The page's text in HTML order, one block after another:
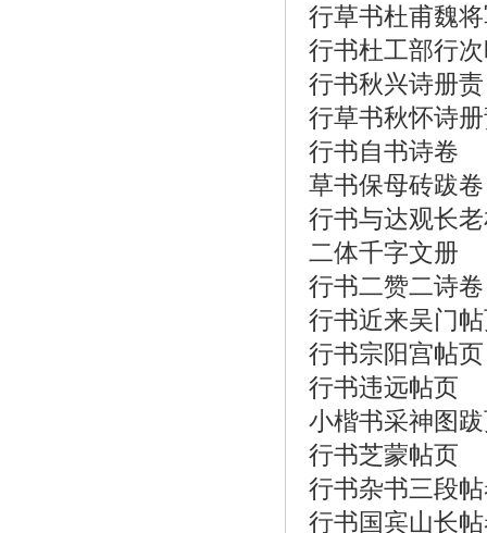
行草书杜甫魏
行书杜工部行
行书秋兴诗册责
行草书秋怀诗
行书自书诗卷
草书保母砖跋卷
行书与达观长
二体千字文册
行书二赞二诗卷
行书近来吴门
行书宗阳宫帖页
行书违远帖页
小楷书采神图
行书芝蒙帖页
行书杂书三段
行书国宾山长